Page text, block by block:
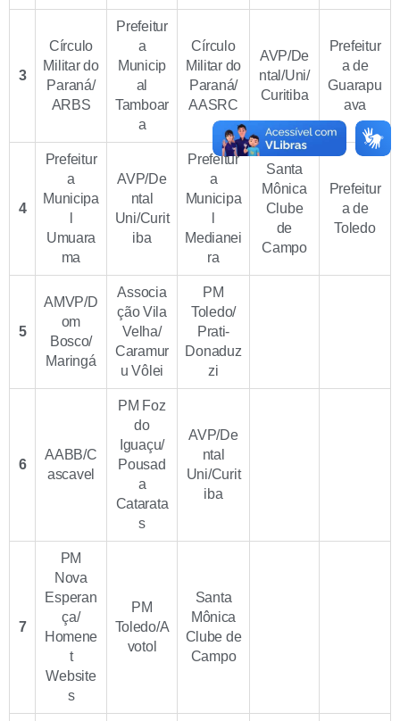
3
Círculo
Militar do
Paraná/
ARBS
Prefeitur
a
Municip
al
Tamboar
a
Círculo
Militar do
Paraná/
AASRC
AVP/De
ntal/Uni/
Curitiba
Prefeitur
a de
Guarapu
ava
4
Prefeitur
a
Municipa
Umuara
ma
AVP/De
ntal
Uni/Curit
iba
Prefeitur
a
Municipa
Medianei
ra
Santa
Mônica
Clube
de
Campo
Prefeitur
a de
Toledo
5
AMVP/D
om
Bosco/
Maringá
Associa
ção Vila
Velha/
Caramur
u Vôlei
PM
Toledo/
Prati-
Donaduz
zi
6
AABB/C
ascavel
PM Foz
do
Iguaçu/
Pousad
a
Catarata
s
AVP/De
ntal
Uni/Curit
iba
7
PM
Nova
Esperan
ça/
Homene
t
Website
s
PM
Toledo/A
votol
Santa
Mônica
Clube de
Campo